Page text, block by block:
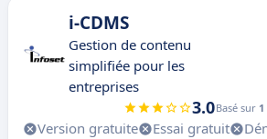
i-CDMS
Gestion de contenu
simplifiée pour les
entreprises
3.0Basé sur
Version gratuite Essai gratuit